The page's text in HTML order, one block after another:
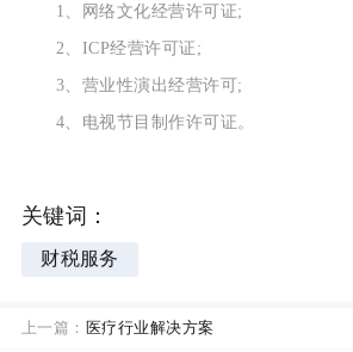
1、网络文化经营许可证;
2、ICP经营许可证;
3、营业性演出经营许可;
4、电视节目制作许可证。
关键词：
财税服务
上一篇： 医疗行业解决方案